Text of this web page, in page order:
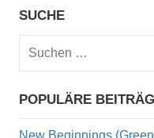
SUCHE
Suchen
POPULÄRE
New Beginnings